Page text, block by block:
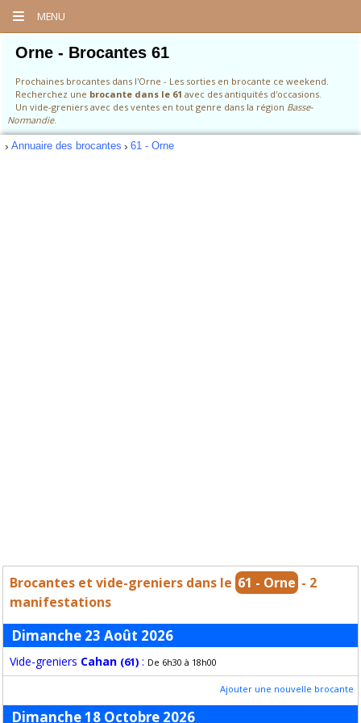
MENU
Orne - Brocantes 61
Prochaines brocantes dans l'Orne - Les sorties en brocante ce weekend.
Recherchez une brocante dans le 61 avec des antiquités d'occasions.
Un vide-greniers avec des ventes en tout genre dans la région Basse-
Normandie.
Annuaire des brocantes 61 - Orne
Brocantes et vide-greniers dans le 61 - Orne - 2
manifestations
Dimanche 23 Août 2026
Vide-greniers Cahan (61) : De 6h30 à 18h00
Ajouter une nouvelle brocante
Dimanche 18 Octobre 2026